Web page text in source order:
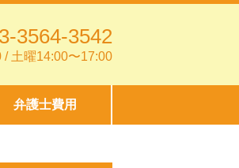
3564-3542
/ 土曜14:00〜17:00
弁護士費用